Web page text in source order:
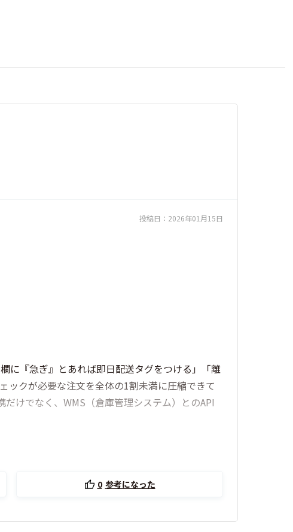
投稿日： 2026年01月15日
に『急ぎ』とあれば即日配送タグをつける」「離
ックが必要な注文を全体の1割未満に圧縮できて
けでなく、WMS（倉庫管理システム）とのAPI
0 参考になった